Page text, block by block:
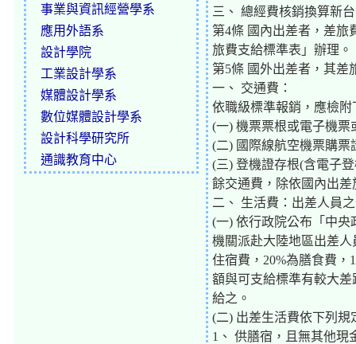
事業與資訊經營學系
應用外語系
設計學院
工業設計學系
媒體設計學系
數位媒體設計學系
設計科學研究所
通識教育中心
三、 總經費核銷換算新
第4條 國內出差者，差旅
旅費支給標準表」辦理。
第5條 國外出差者，其差
一、 交通費：
依職級標準報銷，應檢附
(一) 機票票根或電子機
(二) 國際線航空機票購
(三) 登機證存根(含電子
餘交通費，除依國內出
二、 生活費：出差人員
(一) 依行政院公布「中
機關派赴大陸地區出差
住宿費，20%為膳食費
額與可支給標準有較大
給之。
(二) 出差生活費依下列規
1、 供膳宿，且無其他現